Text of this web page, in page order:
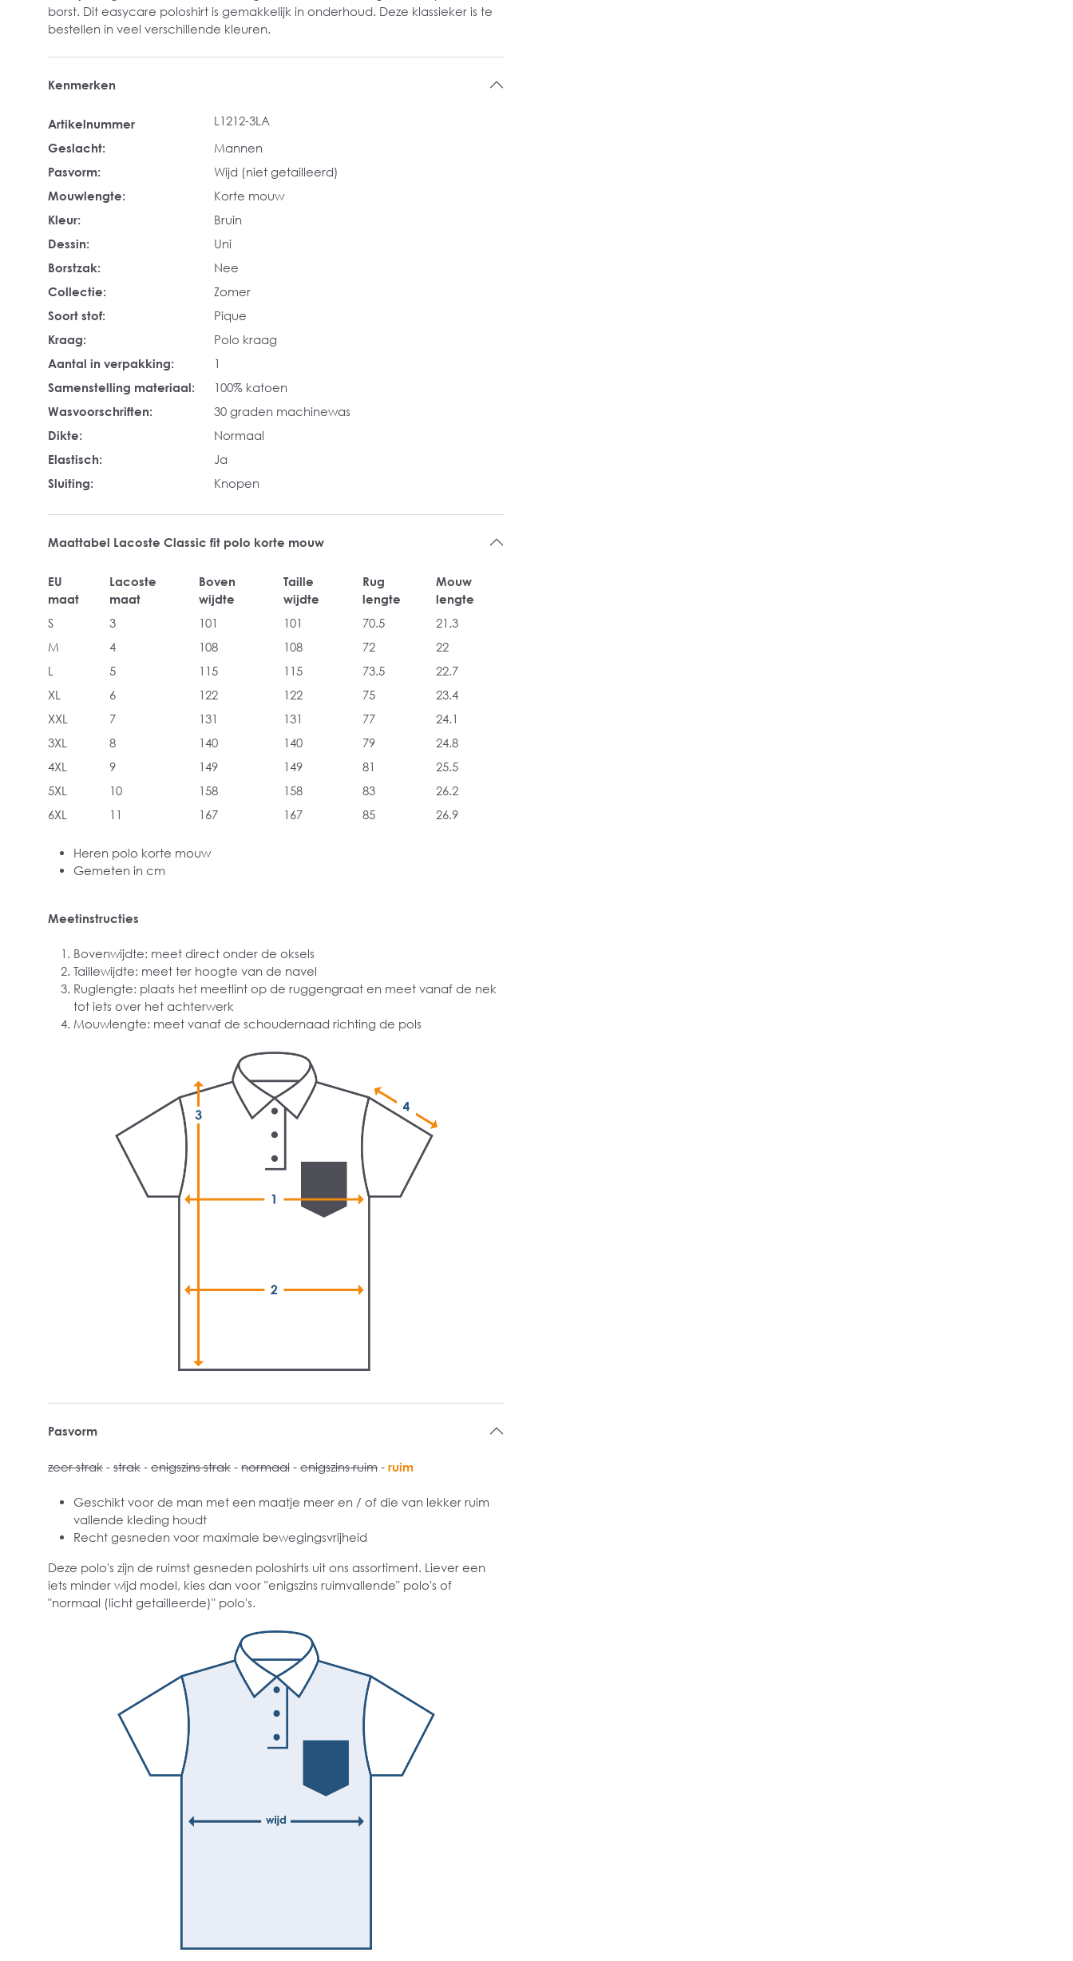
borst. Dit easycare poloshirt is gemakkelijk in onderhoud. Deze klassieker is te
bestellen in veel verschillende kleuren.
Kenmerken
Artikelnummer
L1212-3LA
Geslacht:
Mannen
Pasvorm:
Wijd (niet getailleerd)
Mouwlengte:
Korte mouw
Kleur:
Bruin
Dessin:
Uni
Borstzak:
Nee
Collectie:
Zomer
Soort stof:
Pique
Kraag:
Polo kraag
Aantal in verpakking:
1
Samenstelling materiaal:
100% katoen
Wasvoorschriften:
30 graden machinewas
Dikte:
Normaal
Elastisch:
Ja
Sluiting:
Knopen
Maattabel Lacoste Classic fit polo korte mouw
EU
maat
Lacoste
maat
Boven
wijdte
Taille
wijdte
Rug
lengte
Mouw
lengte
S
3 101 101 70.5
21.3
M
4 108 108 72
22
L
5 115 115 73.5
22.7
XL
6 122 122 75
23.4
XXL
7 131 131 77
24.1
3XL
8 140 140 79
24.8
4XL
9 149 149 81
25.5
5XL
10 158 158 83
26.2
6XL
11 167 167 85 26.9
Heren polo korte mouw
Gemeten in cm
Meetinstructies
Bovenwijdte: meet direct onder de oksels
Taillewijdte: meet ter hoogte van de navel
Ruglengte: plaats het meetlint op de ruggengraat en meet vanaf de nek
tot iets over het achterwerk
Mouwlengte: meet vanaf de schoudernaad richting de pols
Pasvorm
zeer strak - strak - enigszins strak - normaal - enigszins ruim - ruim
Geschikt voor de man met een maatje meer en / of die van lekker ruim
vallende kleding houdt
Recht gesneden voor maximale bewegingsvrijheid
Deze polo's zijn de ruimst gesneden poloshirts uit ons assortiment. Liever een
iets minder wijd model, kies dan voor "enigszins ruimvallende" polo's of
"normaal (licht getailleerde)" polo's.